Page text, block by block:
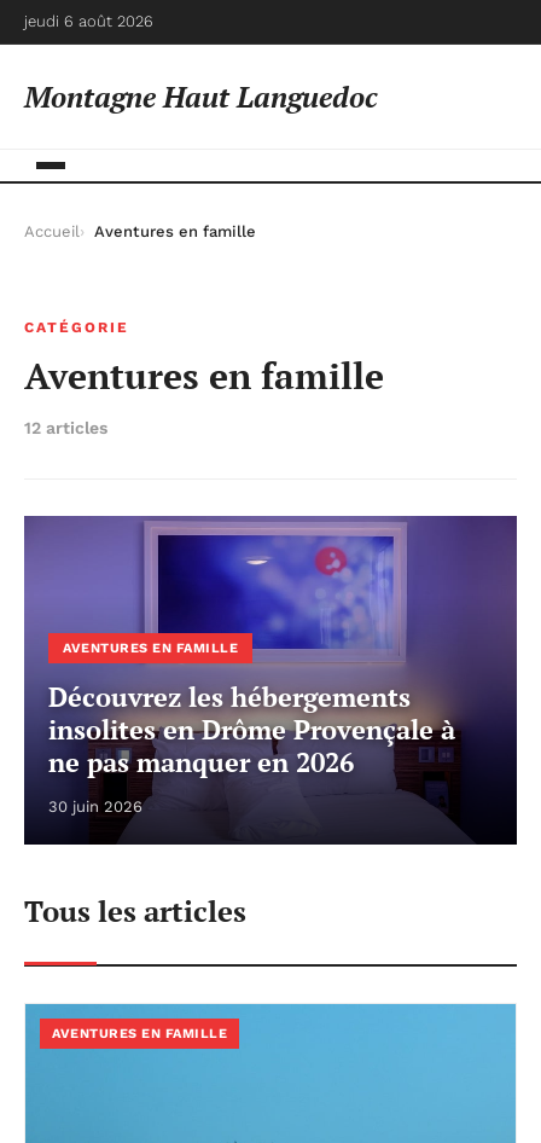
jeudi 6 août 2026
Montagne Haut Languedoc
Accueil Aventures en famille
CATÉGORIE
Aventures en famille
12 articles
AVENTURES EN FAMILLE
Découvrez les hébergements
insolites en Drôme Provençale à
ne pas manquer en 2026
30 juin 2026
Tous les articles
AVENTURES EN FAMILLE